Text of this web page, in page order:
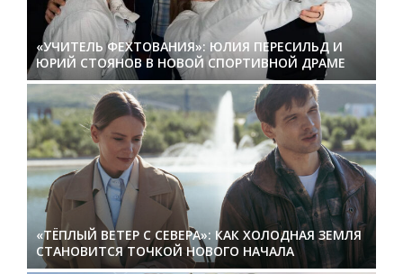
«УЧИТЕЛЬ ФЕХТОВАНИЯ»: ЮЛИЯ ПЕРЕСИЛЬД И
ЮРИЙ СТОЯНОВ В НОВОЙ СПОРТИВНОЙ ДРАМЕ
«ТЁПЛЫЙ ВЕТЕР С СЕВЕРА»: КАК ХОЛОДНАЯ ЗЕМЛЯ
СТАНОВИТСЯ ТОЧКОЙ НОВОГО НАЧАЛА